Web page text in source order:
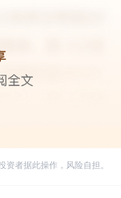
者据此操作，风险自担。